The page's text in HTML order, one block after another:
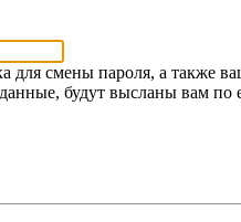
для смены пароля, а также
будут высланы вам по